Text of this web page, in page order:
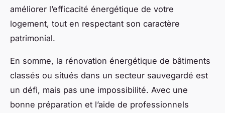
améliorer l’efficacité énergétique de votre
logement, tout en respectant son caractère
patrimonial.
En somme, la rénovation énergétique de bâtiments
classés ou situés dans un secteur sauvegardé est
un défi, mais pas une impossibilité. Avec une
bonne préparation et l’aide de professionnels